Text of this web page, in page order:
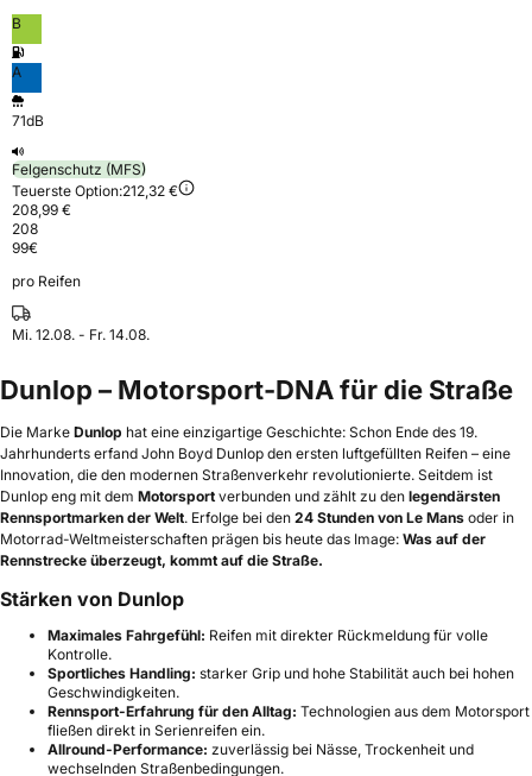
B
A
71dB
Felgenschutz (MFS)
Teuerste Option:212,32 €
208,99 €
208
99€
pro Reifen
Mi. 12.08. - Fr. 14.08.
Dunlop – Motorsport-DNA für die Straße
Die Marke Dunlop hat eine einzigartige Geschichte: Schon Ende des 19.
Jahrhunderts erfand John Boyd Dunlop den ersten luftgefüllten Reifen – eine
Innovation, die den modernen Straßenverkehr revolutionierte. Seitdem ist
Dunlop eng mit dem Motorsport verbunden und zählt zu den legendärsten
Rennsportmarken der Welt. Erfolge bei den 24 Stunden von Le Mans oder in
Motorrad-Weltmeisterschaften prägen bis heute das Image: Was auf der
Rennstrecke überzeugt, kommt auf die Straße.
Stärken von Dunlop
Maximales Fahrgefühl: Reifen mit direkter Rückmeldung für volle
Kontrolle.
Sportliches Handling: starker Grip und hohe Stabilität auch bei hohen
Geschwindigkeiten.
Rennsport-Erfahrung für den Alltag: Technologien aus dem Motorsport
fließen direkt in Serienreifen ein.
Allround-Performance: zuverlässig bei Nässe, Trockenheit und
wechselnden Straßenbedingungen.